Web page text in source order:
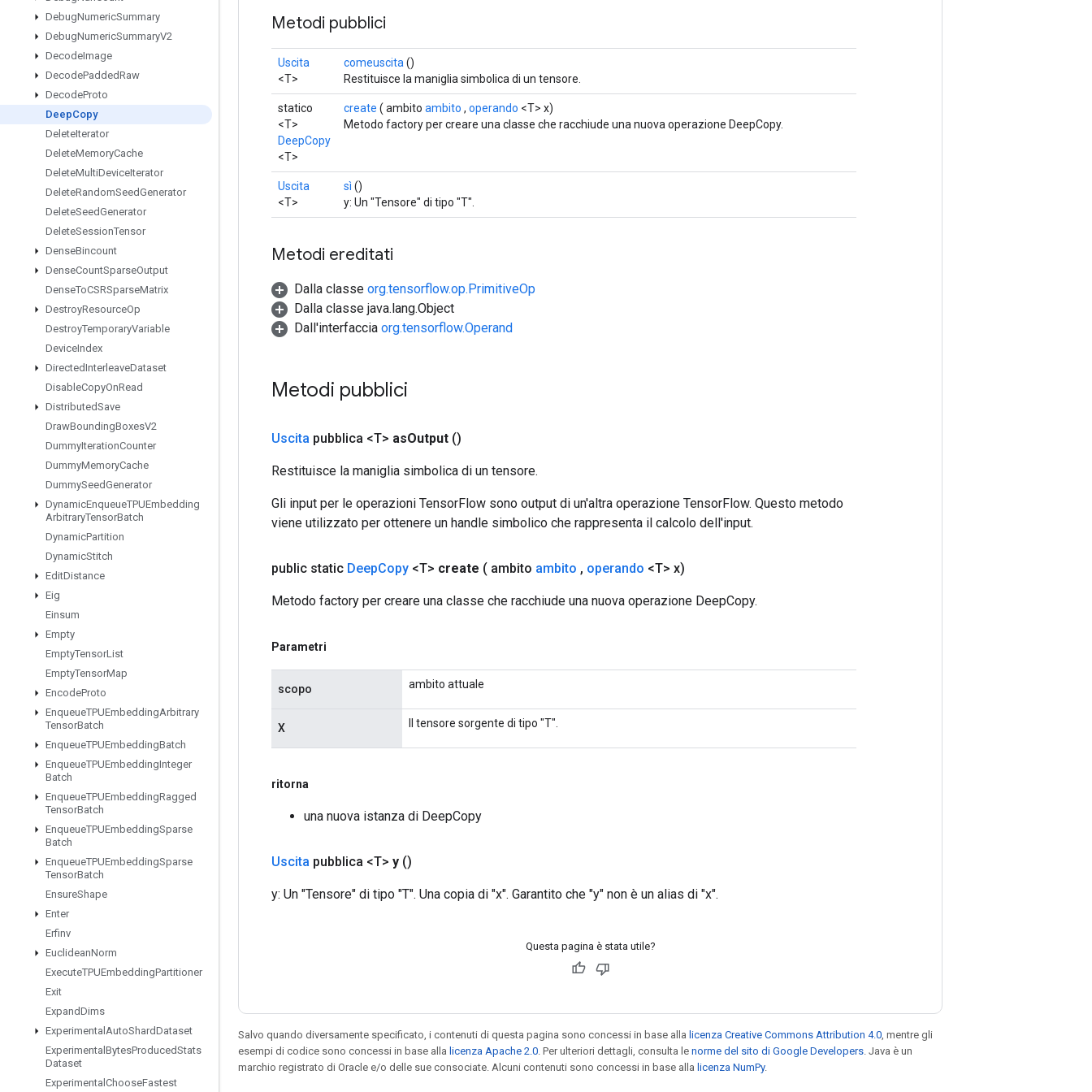
DebugNumericSummary
DebugNumericSummaryV2
DecodeImage
DecodePaddedRaw
DecodeProto
DeepCopy
DeleteIterator
DeleteMemoryCache
DeleteMultiDeviceIterator
DeleteRandomSeedGenerator
DeleteSeedGenerator
DeleteSessionTensor
DenseBincount
DenseCountSparseOutput
DenseToCSRSparseMatrix
DestroyResourceOp
DestroyTemporaryVariable
DeviceIndex
DirectedInterleaveDataset
DisableCopyOnRead
DistributedSave
DrawBoundingBoxesV2
DummyIterationCounter
DummyMemoryCache
DummySeedGenerator
DynamicEnqueueTPUEmbedding
ArbitraryTensorBatch
DynamicPartition
DynamicStitch
EditDistance
Eig
Einsum
Empty
EmptyTensorList
EmptyTensorMap
EncodeProto
EnqueueTPUEmbeddingArbitrary
TensorBatch
EnqueueTPUEmbeddingBatch
EnqueueTPUEmbeddingInteger
Batch
EnqueueTPUEmbeddingRagged
TensorBatch
EnqueueTPUEmbeddingSparse
Batch
EnqueueTPUEmbeddingSparse
TensorBatch
EnsureShape
Enter
Erfinv
EuclideanNorm
ExecuteTPUEmbeddingPartitioner
Exit
ExpandDims
Experimental AutoShardDataset
Experimental BytesProducedStats
Dataset
Experimental ChooseFastest
Metodi pubblici
Uscita
<T>
comeuscita ()
Restituisce la maniglia simbolica di un tensore.
statico
<T>
DeepCopy
<T>
create ( ambito ambito , operando <T> x)
Metodo factory per creare una classe che racchiude una nuova operazione DeepCopy.
Uscita
<T>
sì ()
y: Un "Tensore" di tipo "T".
Metodi ereditati
Dalla classe org.tensorflow.op.PrimitiveOp
Dalla classe java.lang.Object
Dall'interfaccia org.tensorflow.Operand
Metodi pubblici
Uscita pubblica <T> asOutput ()
Restituisce la maniglia simbolica di un tensore.
Gli input per le operazioni TensorFlow sono output di un'altra operazione TensorFlow. Questo metodo
viene utilizzato per ottenere un handle simbolico che rappresenta il calcolo dell'input.
public static DeepCopy <T> create ( ambito ambito , operando <T> x)
Metodo factory per creare una classe che racchiude una nuova operazione DeepCopy.
Parametri
scopo ambito attuale
X Il tensore sorgente di tipo "T".
ritorna
una nuova istanza di DeepCopy
Uscita pubblica <T> y ()
y: Un "Tensore" di tipo "T". Una copia di "x". Garantito che "y" non è un alias di "x".
Questa pagina è stata utile?
Salvo quando diversamente specificato, i contenuti di questa pagina sono concessi in base alla licenza Creative Commons Attribution 4.0 , mentre gli
esempi di codice sono concessi in base alla licenza Apache 2.0 . Per ulteriori dettagli, consulta le norme del sito di Google Developers . Java è un
marchio registrato di Oracle e/o delle sue consociate. Alcuni contenuti sono concessi in base alla licenza NumPy.